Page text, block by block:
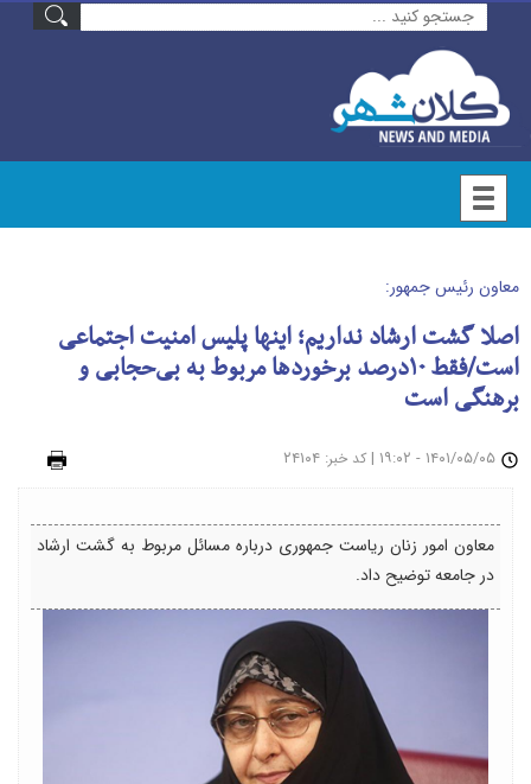
معاون رئیس جمهور:
اصلا گشت ارشاد نداریم؛ اینها پلیس امنیت اجتماعی
است/فقط ۱۰درصد برخوردها مربوط به بی‌حجابی و
برهنگی است
| کد خبر: ۲۴۱۰۴
معاون امور زنان ریاست جمهوری درباره مسائل مربوط به گشت ارشاد
در جامعه توضیح داد.